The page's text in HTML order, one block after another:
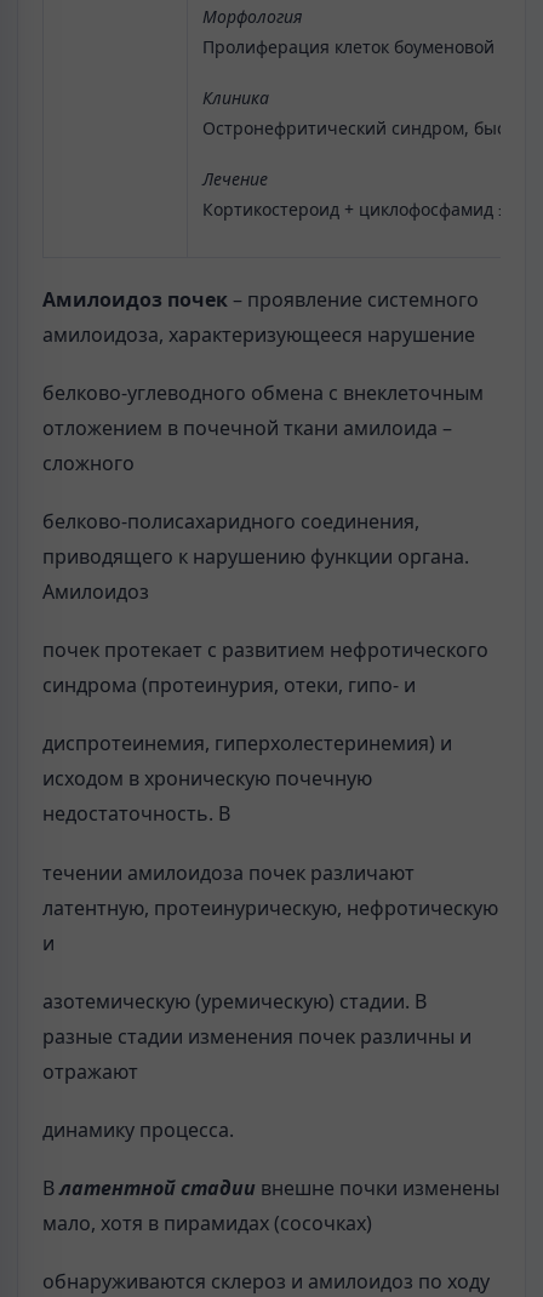
Морфология
Пролиферация клеток боуменовой
Клиника
Остронефритический синдром,
Лечение
Кортикостероид + циклофосфамид ±
Амилоидоз почек– проявление системного
амилоидоза, характеризующееся нарушение
белково-углеводного обмена с внеклеточным
отложением в почечной ткани амилоида –
сложного
белково-полисахаридного соединения,
приводящего к нарушению функции органа.
Амилоидоз
почек протекает с развитием нефротического
синдрома (протеинурия, отеки, гипо- и
диспротеинемия, гиперхолестеринемия) и
исходом в хроническую почечную
недостаточность. В
течении амилоидоза почек различают
латентную, протеинурическую, нефротическую
и
азотемическую (уремическую) стадии. В
разные стадии изменения почек различны и
отражают
динамику процесса.
Влатентной стадии внешне почки изменены
мало, хотя в пирамидах (сосочках)
обнаруживаются склероз и амилоидоз по ходу